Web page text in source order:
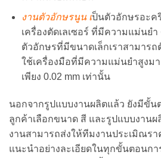
งานตัวอักษรนูน เป็นตัวอักษรอะค
เครื่องตัดเลเซอร์ ที่มีความแม่นย
ตัวอักษรที่มีขนาดเล็กเราสามารถ
ใช้เครื่องมือที่มีความแม่นยำสูงม
เพียง 0.02 mm เท่านั้น
นอกจากรูปแบบงานผลิตแล้ว ยังมีขั้น
ลูกค้าเลือกขนาด สี และรูปแบบงาน
งานสามารถส่งให้ทีมงานประเมิณรา
แนะนำอย่างละเอียดในทุกขั้นตอนกา